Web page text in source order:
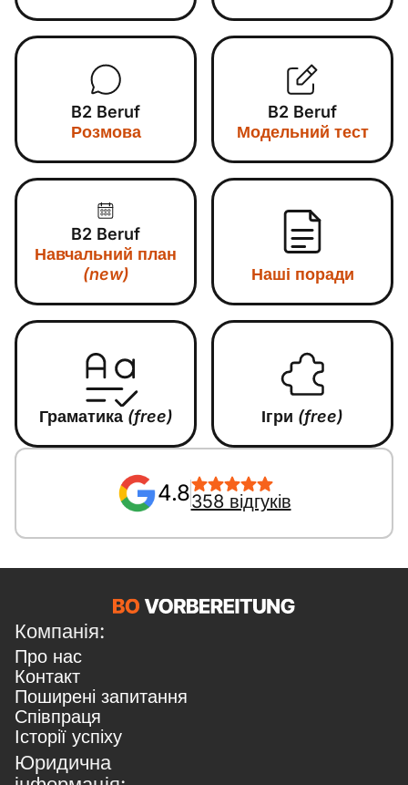
B2 Beruf
Розмова
B2 Beruf
Модельний тест
B2 Beruf
Навчальний план
(new)
Наші поради
Граматика (free) Ігри (free)
4.8358 відгуків
Компанія:
Про нас
Контакт
Поширені запитання
Співпраця
Історії успіху
Юридична